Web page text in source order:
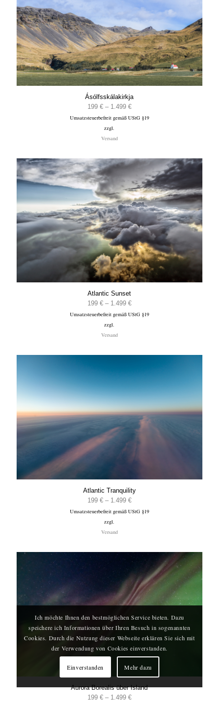
Ásólfsskálakirkja
199 € – 1.499 €Preisspanne:
199 €
Umsatzsteuerbefreit gemäß UStG §19
zzgl.
Versand
Atlantic Sunset
199 € – 1.499 €Preisspanne:
199 €
Umsatzsteuerbefreit gemäß UStG §19
zzgl.
Versand
Atlantic Tranquility
199 € – 1.499 €Preisspanne:
199 €
Umsatzsteuerbefreit gemäß UStG §19
zzgl.
Versand
Aurora Borealis über Island
199 € – 1.499 €Preisspanne:
Ich möchte Ihnen den bestmöglichen Service bieten. Dazu
speichere ich Informationen über Ihren Besuch in sogenannten
Cookies. Durch die Nutzung dieser Webseite erklären Sie sich mit
der Verwendung von Cookies einverstanden.
Einverstanden Mehr dazu